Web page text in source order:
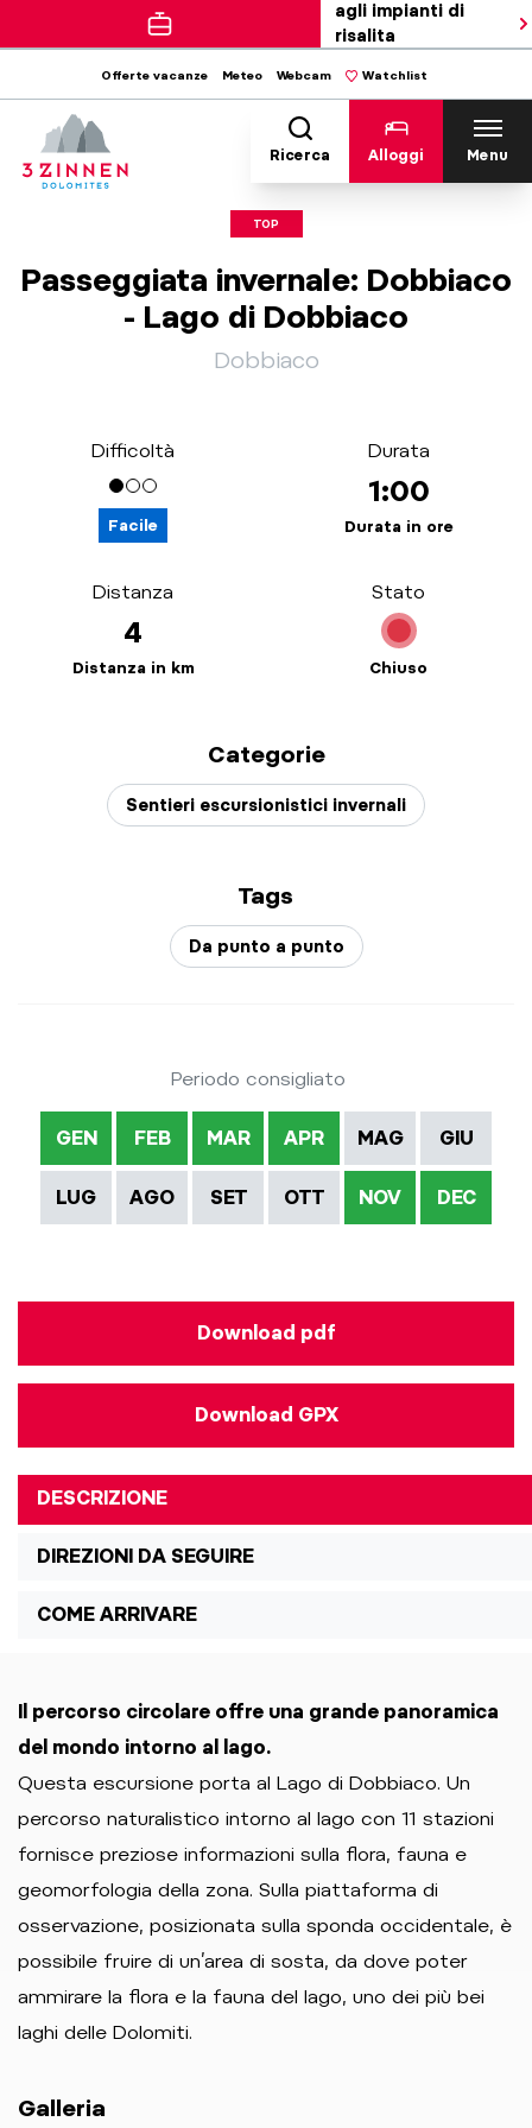
agli impianti di
risalita
Offerte vacanze Meteo Webcam Watchlist
Ricerca Alloggi Menu
TOP
Passeggiata invernale: Dobbiaco
- Lago di Dobbiaco
Dobbiaco
Difficoltà
Facile
Durata
1:00
Durata in ore
Distanza
4
Distanza in km
Stato
Chiuso
Categorie
Sentieri escursionistici invernali
Tags
Da punto a punto
Periodo consigliato
GEN FEB MAR APR MAG GIU
LUG AGO SET OTT NOV DEC
Download pdf
Download GPX
DESCRIZIONE
DIREZIONI DA SEGUIRE
COME ARRIVARE
Il percorso circolare offre una grande panoramica
del mondo intorno al lago.
Questa escursione porta al Lago di Dobbiaco. Un
percorso naturalistico intorno al lago con 11 stazioni
fornisce preziose informazioni sulla flora, fauna e
geomorfologia della zona. Sulla piattaforma di
osservazione, posizionata sulla sponda occidentale, è
possibile fruire di un’area di sosta, da dove poter
ammirare la flora e la fauna del lago, uno dei più bei
laghi delle Dolomiti.
Galleria